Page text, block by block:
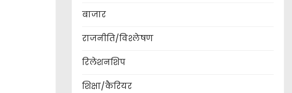
बाजार
राजनीति/विश्लेषण
रिलेशनशिप
शिक्षा/कैरियर